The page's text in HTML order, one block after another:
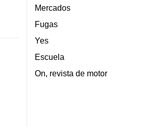
Mercados
Fugas
Yes
Escuela
On, revista de motor